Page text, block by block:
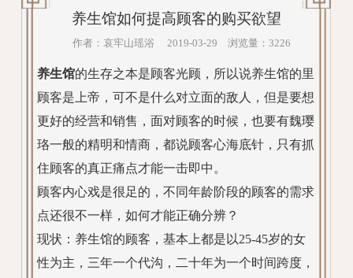
养生馆如何提高顾客的购买欲望
作者：哀牢山瑶浴 2019-03-29 浏览量：3226
养生馆的生存之本是顾客光顾，所以说养生馆的里
顾客是上帝，可不是什么对立面的敌人，但是要想
更好的经营和销售，面对顾客的时候，也要有魏璎
珞一般的精明和情商，都说顾客心海底针，只有抓
住顾客的真正痛点才能一击即中。
顾客内心戏是很足的，不同年龄阶段的顾客的需求
点还很不一样，如何才能正确分辨？
现状：养生馆的顾客，基本上都是以25-45岁的女
性为主，三年一个代沟，二十年为一个时间跨度，